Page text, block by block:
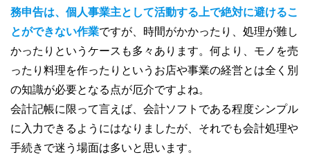
務申告は、個人事業主として活動する上で絶対に避けるこ
とができない作業ですが、時間がかかったり、処理が難し
かったりというケースも多々あります。何より、モノを売
ったり料理を作ったりというお店や事業の経営とは全く別
の知識が必要となる点が厄介ですよね。
会計記帳に限って言えば、会計ソフトである程度シンプル
に入力できるようにはなりましたが、それでも会計処理や
手続きで迷う場面は多いと思います。